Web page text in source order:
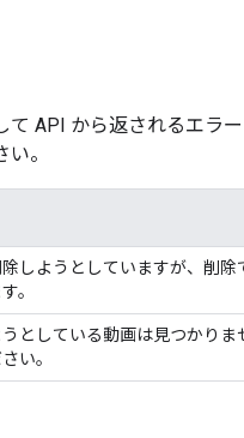
API から返されるエラ
。
しようとしていますが、削
。
としている動画は見つかりま
い。